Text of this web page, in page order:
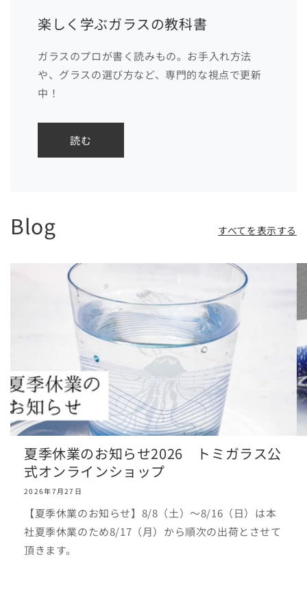
楽しく学ぶガラスの教科書
ガラスのプロが書く読みもの。お手入れ方法
や、グラスの選び方など、専門的な視点で更新
中！
読む
Blog すべてを表示する
夏季休業のお知らせ2026 トミガラス公
式オンラインショップ
2026年7月27日
【夏季休業のお知らせ】8/8（土）～8/16（日）は本
社夏季休業のため8/17（月）から順次の出荷とさせて
頂きます。